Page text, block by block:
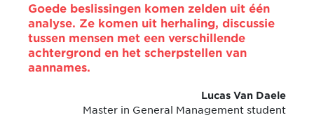
Goede beslissingen komen zelden uit één
analyse. Ze komen uit herhaling, discussie
tussen mensen met een verschillende
achtergrond en het scherpstellen van
aannames.
Lucas Van Daele
Master in General Management student